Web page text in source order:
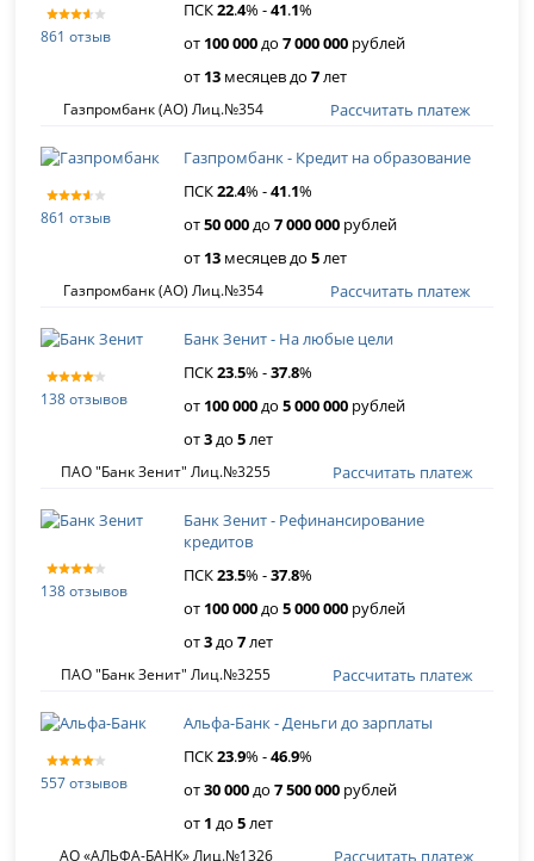
861 отзыв
ПСК22.4% -41.1%
от 100 000до7 000 000 рублей
от 13 месяцев до7лет
Газпромбанк (АО) Лиц.№354 Рассчитать платеж
861 отзыв
Газпромбанк - Кредит на образование
ПСК22.4% -41.1%
от50 000до7 000 000 рублей
от 13 месяцев до5лет
Газпромбанк (АО) Лиц.№354 Рассчитать платеж
138 отзывов
Банк Зенит - На любые цели
ПСК23.5% -37.8%
от 100 000до5 000 000 рублей
от3до5лет
ПАО "Банк Зенит" Лиц.№3255 Рассчитать платеж
138 отзывов
Банк Зенит - Рефинансирование
кредитов
ПСК23.5% -37.8%
от 100 000до5 000 000 рублей
от3до7лет
ПАО "Банк Зенит" Лиц.№3255 Рассчитать платеж
557 отзывов
Альфа-Банк - Деньги до зарплаты
ПСК23.9% -46.9%
от30 000до7 500 000 рублей
от 1 до5лет
АО «АЛЬФА-БАНК» Лиц.№1326 Рассчитать платеж